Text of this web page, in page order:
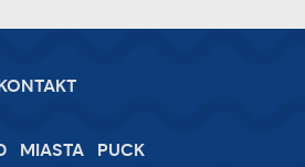
MIASTA PUCK